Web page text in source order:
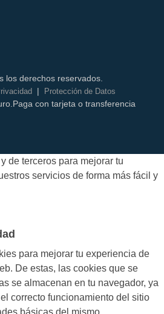
los derechos reservados.
| Protección de Datos
de terceros para mejorar tu
servicios de forma más fácil y
para mejorar tu experiencia de
De estas, las cookies que se
se almacenan en tu navegador, ya
correcto funcionamiento del sitio